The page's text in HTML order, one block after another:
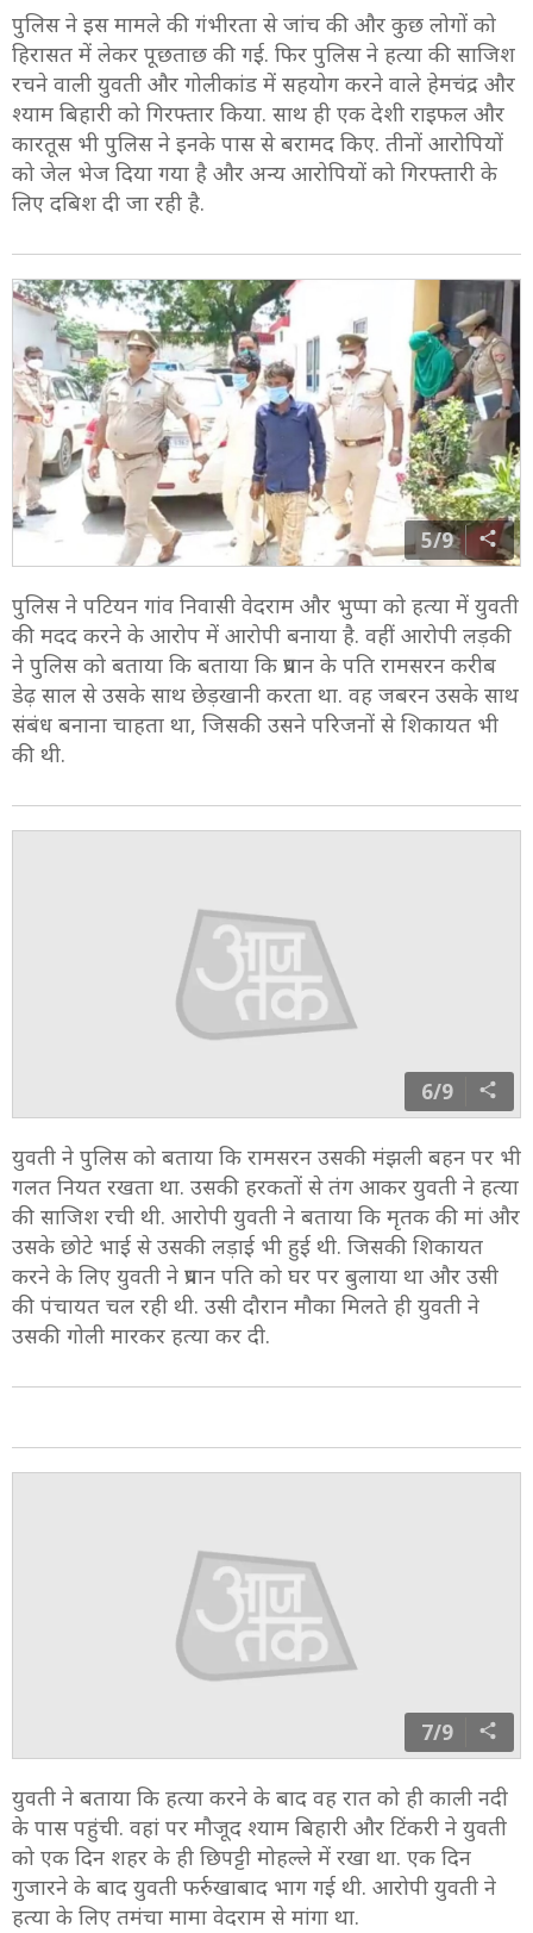
पुलिस ने इस मामले की गंभीरता से जांच की और कुछ लोगों को
हिरासत में लेकर पूछताछ की गई. फिर पुलिस ने हत्या की साजिश
रचने वाली युवती और गोलीकांड में सहयोग करने वाले हेमचंद्र और
श्याम बिहारी को गिरफ्तार किया. साथ ही एक देशी राइफल और
कारतूस भी पुलिस ने इनके पास से बरामद किए. तीनों आरोपियों
को जेल भेज दिया गया है और अन्य आरोपियों को गिरफ्तारी के
लिए दबिश दी जा रही है.
5/9
पुलिस ने पटियन गांव निवासी वेदराम और भुप्पा को हत्या में युवती
की मदद करने के आरोप में आरोपी बनाया है. वहीं आरोपी लड़की
ने पुलिस को बताया कि बताया कि प्रधान के पति रामसरन करीब
डेढ़ साल से उसके साथ छेड़खानी करता था. वह जबरन उसके साथ
संबंध बनाना चाहता था, जिसकी उसने परिजनों से शिकायत भी
की थी.
6/9
युवती ने पुलिस को बताया कि रामसरन उसकी मंझली बहन पर भी
गलत नियत रखता था. उसकी हरकतों से तंग आकर युवती ने हत्या
की साजिश रची थी. आरोपी युवती ने बताया कि मृतक की मां और
उसके छोटे भाई से उसकी लड़ाई भी हुई थी. जिसकी शिकायत
करने के लिए युवती ने प्रधान पति को घर पर बुलाया था और उसी
की पंचायत चल रही थी. उसी दौरान मौका मिलते ही युवती ने
उसकी गोली मारकर हत्या कर दी.
7/9
युवती ने बताया कि हत्या करने के बाद वह रात को ही काली नदी
के पास पहुंची. वहां पर मौजूद श्याम बिहारी और टिंकरी ने युवती
को एक दिन शहर के ही छिपट्टी मोहल्ले में रखा था. एक दिन
गुजारने के बाद युवती फर्रुखाबाद भाग गई थी. आरोपी युवती ने
हत्या के लिए तमंचा मामा वेदराम से मांगा था.